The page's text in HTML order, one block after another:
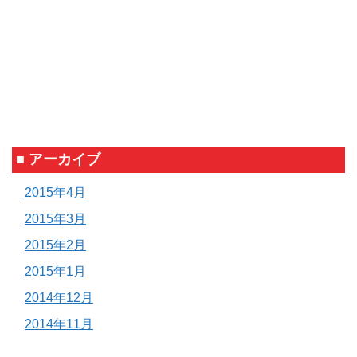
■ アーカイブ
2015年4月
2015年3月
2015年2月
2015年1月
2014年12月
2014年11月